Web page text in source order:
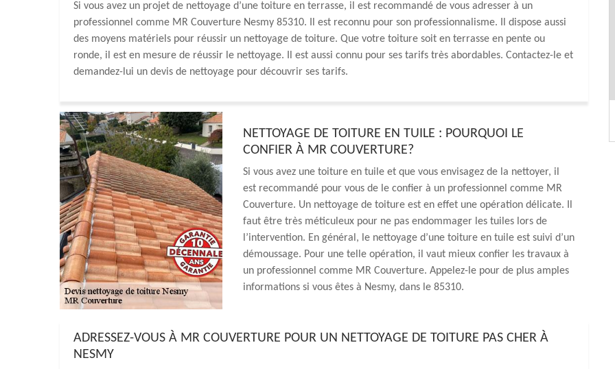
Si vous avez un projet de nettoyage d’une toiture en terrasse, il est recommandé de vous adresser à un
professionnel comme MR Couverture Nesmy 85310. Il est reconnu pour son professionnalisme. Il dispose aussi
des moyens matériels pour réussir un nettoyage de toiture. Que votre toiture soit en terrasse en pente ou
ronde, il est en mesure de réussir le nettoyage. Il est aussi connu pour ses tarifs très abordables. Contactez-le et
demandez-lui un devis de nettoyage pour découvrir ses tarifs.
NETTOYAGE DE TOITURE EN TUILE : POURQUOI LE
CONFIER À MR COUVERTURE?
Si vous avez une toiture en tuile et que vous envisagez de la nettoyer, il
est recommandé pour vous de le confier à un professionnel comme MR
Couverture. Un nettoyage de toiture est en effet une opération délicate. Il
faut être très méticuleux pour ne pas endommager les tuiles lors de
l’intervention. En général, le nettoyage d’une toiture en tuile est suivi d’un
démoussage. Pour une telle opération, il vaut mieux confier les travaux à
un professionnel comme MR Couverture. Appelez-le pour de plus amples
informations si vous êtes à Nesmy, dans le 85310.
ADRESSEZ-VOUS À MR COUVERTURE POUR UN NETTOYAGE DE TOITURE PAS CHER À
NESMY